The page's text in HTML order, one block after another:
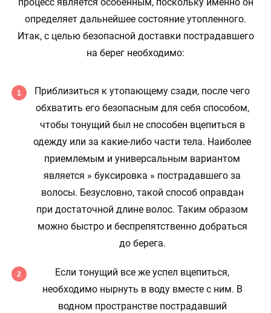
определяет дальнейшее состояние утопленного.
Итак, с целью безопасной доставки пострадавшего
на берег необходимо:
Приблизиться к утопающему сзади, после чего
обхватить его безопасным для себя способом,
чтобы тонущий был не способен вцепиться в
одежду или за какие-либо части тела. Наиболее
приемлемым и универсальным вариантом
является » буксировка » пострадавшего за
волосы. Безусловно, такой способ оправдан
при достаточной длине волос. Таким образом
можно быстро и беспрепятственно добраться
до берега.
Если тонущий все же успел вцепиться,
необходимо нырнуть в воду вместе с ним. В
водном пространстве пострадавший